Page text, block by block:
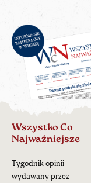
Wszystko Co
Najważniejsze
Tygodnik opinii
wydawany przez